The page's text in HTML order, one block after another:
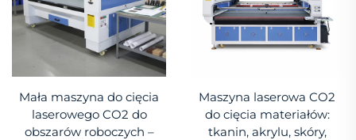
Mała maszyna do cięcia
laserowego CO2 do
obszarów roboczych –
Maszyna laserowa CO2
do cięcia materiałów:
tkanin, akrylu, skóry,